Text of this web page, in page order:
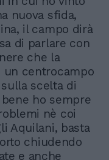
nuova sfida,
il campo dirà
di parlare con
che la
un centrocampo
scelta di
ho sempre
nè coi
Aquilani, basta
chiudendo
e anche